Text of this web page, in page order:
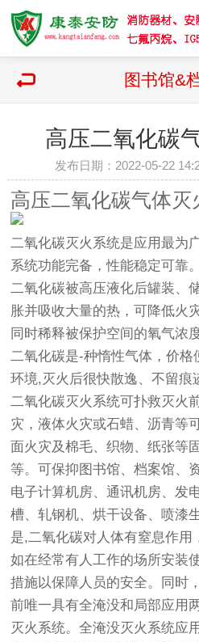
图书馆&
高压二氧化碳
发布日期：2022-05-22
高压二氧化碳气体灭
二氧化碳灭火系统是应用最为
系统功能完备，性能稳定可靠。
二氧化碳被高压液化后罐装、
胀并吸收大量的热，可降低火
同时稀释被保护空间的氧气浓
二氧化碳是-种惰性气体，价格
环境,灭火后很快散逸、不留痕
二氧化碳灭火系统可扑救灭火
灾，液体火灾或石蜡、沥青等
面火灾及棉毛、织物、纸张等
等。可保抑图书馆、档案馆、
电子计算机房、通讯机房、发
槽、轧钢机、烘干设备、喷漆
是,二氧化碳对人体有窒息作用
如在经常有人工作的场所安装
措施以保障人员的安全。同时
前唯一具有全淹没和局部应用
灭火系统。全淹没灭火系统应